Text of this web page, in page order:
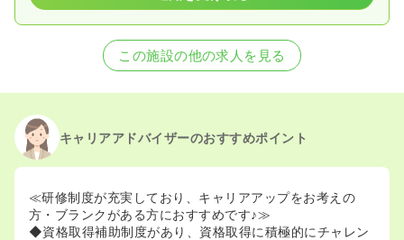
この施設の他の求人を見る
キャリアアドバイザーのおすすめポイント
≪研修制度が充実しており、キャリアアップをお考えの
方・ブランクがある方におすすめです♪≫
◆資格取得補助制度があり、資格取得に積極的にチャレン